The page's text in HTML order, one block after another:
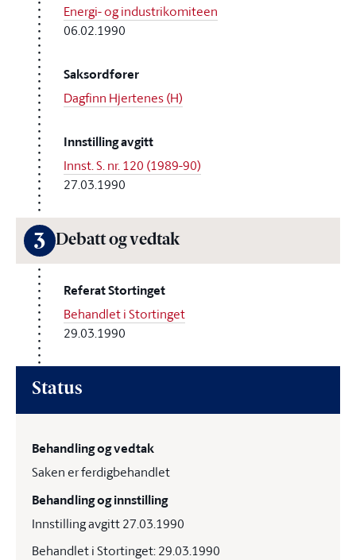
Energi- og industrikomiteen
06.02.1990
Saksordfører
Dagfinn Hjertenes (H)
Innstilling avgitt
Innst. S. nr. 120 (1989-90)
27.03.1990
3 Debatt og vedtak
Referat Stortinget
Behandlet i Stortinget
29.03.1990
Status
Behandling og vedtak
Saken er ferdigbehandlet
Behandling og innstilling
Innstilling avgitt 27.03.1990
Behandlet i Stortinget: 29.03.1990